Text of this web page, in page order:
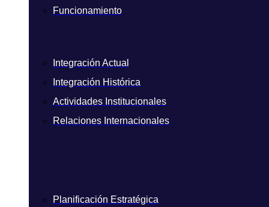
Funcionamiento
Integración Actual
Integración Histórica
Actividades Institucionales
Relaciones Internacionales
Planificación Estratégica